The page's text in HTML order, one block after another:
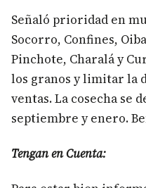
Señaló prioridad en
Socorro, Confines,
Pinchote, Charalá y
los granos y limitar la
ventas. La cosecha se
septiembre y enero.
Tengan en Cuenta: